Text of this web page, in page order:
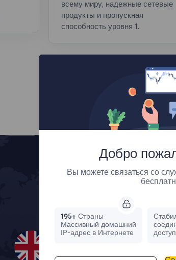
всему миру, надежные сетевые
продукты и пропускная
способность уровня 1.
Добро
Вы можете связаться со
195+ Страны
Массивный домашний
IP-адрес в Интернете